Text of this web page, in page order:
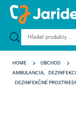
Products
HOME
OBCHOD
AMBULANCIA,
DEZINFEKČNÉ